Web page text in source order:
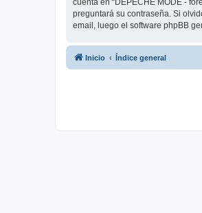
preguntará su contraseña. Si
email, luego el software phpBB
Inicio Índice general